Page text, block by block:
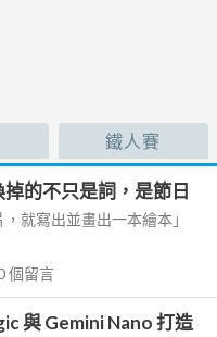
鐵人賽
的不只是詞，是節日
就寫出並畫出一本繪本」
個留言
與 Gemini Nano 打造